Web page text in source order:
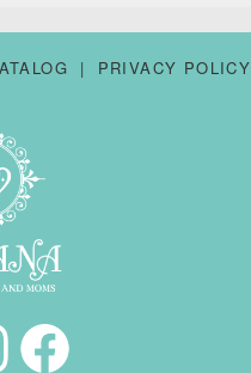
PRIVACY POLICY